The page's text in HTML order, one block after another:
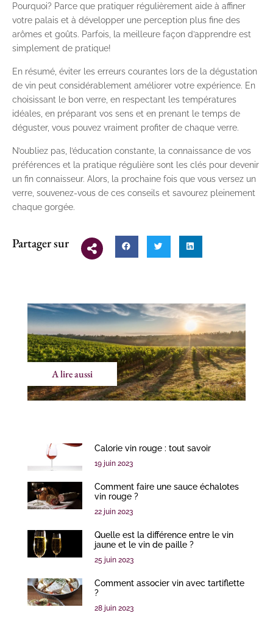
Pourquoi? Parce que pratiquer régulièrement aide à affiner
votre palais et à développer une perception plus fine des
arômes et goûts. Parfois, la meilleure façon d’apprendre est
simplement de pratique!
En résumé, éviter les erreurs courantes lors de la dégustation
de vin peut considérablement améliorer votre expérience. En
choisissant le bon verre, en respectant les températures
idéales, en préparant vos sens et en prenant le temps de
déguster, vous pouvez vraiment profiter de chaque verre.
N’oubliez pas, l’éducation constante, la connaissance de vos
préférences et la pratique régulière sont les clés pour devenir
un fin connaisseur. Alors, la prochaine fois que vous versez un
verre, souvenez-vous de ces conseils et savourez pleinement
chaque gorgée.
Partager sur
A lire aussi
Calorie vin rouge : tout savoir
19 juin 2023
Comment faire une sauce échalotes
vin rouge ?
22 juin 2023
Quelle est la différence entre le vin
jaune et le vin de paille ?
25 juin 2023
Comment associer vin avec tartiflette
?
28 juin 2023